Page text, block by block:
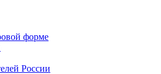
форме
России